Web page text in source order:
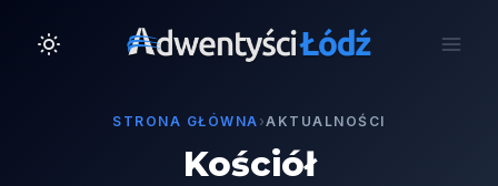
STRONA GŁÓWNA ›AKTUALNOŚCI
Kościół